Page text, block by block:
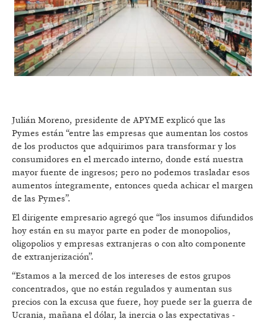
Julián Moreno, presidente de APYME explicó que las
Pymes están “entre las empresas que aumentan los costos
de los productos que adquirimos para transformar y los
consumidores en el mercado interno, donde está nuestra
mayor fuente de ingresos; pero no podemos trasladar esos
aumentos íntegramente, entonces queda achicar el margen
de las Pymes”.
El dirigente empresario agregó que “los insumos difundidos
hoy están en su mayor parte en poder de monopolios,
oligopolios y empresas extranjeras o con alto componente
de extranjerización”.
“Estamos a la merced de los intereses de estos grupos
concentrados, que no están regulados y aumentan sus
precios con la excusa que fuere, hoy puede ser la guerra de
Ucrania, mañana el dólar, la inercia o las expectativas -